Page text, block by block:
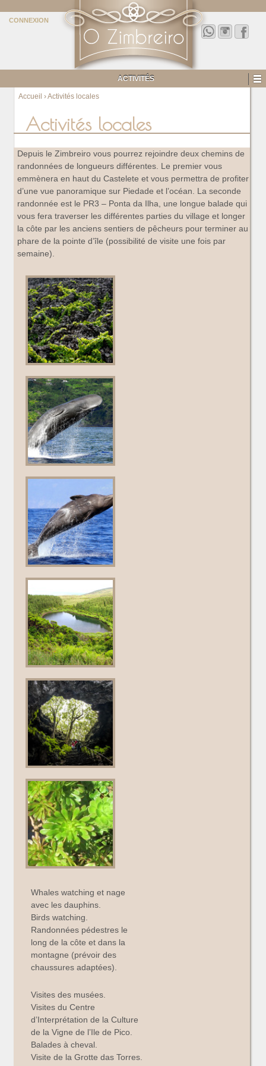
ACTIVITÉS
CONNEXION
Accueil ›Activités locales
Activités locales
Depuis le Zimbreiro vous pourrez rejoindre deux chemins de
randonnées de longueurs différentes. Le premier vous
emmènera en haut du Castelete et vous permettra de profiter
d’une vue panoramique sur Piedade et l’océan. La seconde
randonnée est le PR3 – Ponta da Ilha, une longue balade qui
vous fera traverser les différentes parties du village et longer
la côte par les anciens sentiers de pêcheurs pour terminer au
phare de la pointe d’île (possibilité de visite une fois par
semaine).
Whales watching et nage
avec les dauphins.
Birds watching.
Randonnées pédestres le
long de la côte et dans la
montagne (prévoir des
chaussures adaptées).
Visites des musées.
Visites du Centre
d’Interprétation de la Culture
de la Vigne de l’Ile de Pico.
Balades à cheval.
Visite de la Grotte das Torres.